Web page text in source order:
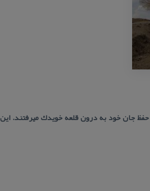
جان خود به درون قلعه خویدك میرفتند. این